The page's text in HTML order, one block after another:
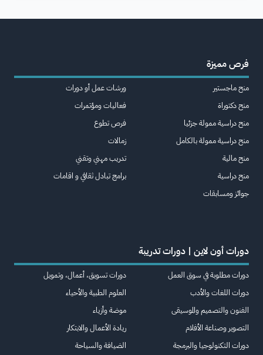
فرص مميزة
منح ماجستير
منح دكتوراة
منح دراسية ممولة جزئيا
منح دراسية ممولة بالكامل
منح مالية
منح دراسية
جوائز ومسابقات
ورشات عمل أو دورات
فعاليات ومؤتمرات
فرص تطوع
زمالات
تدريب مهني وتقني
برامج تبادل ثقافي و اقامات
دورات أون لاين | دورات تدريبة
دورات مطلوبة في سوق العمل
دورات اللغات والأدب
الفنون والتصميم والموسيقى
التصوير وصناعة الأفلام
دورات التكنولوجيا والبرمجة
دورات تسويق، أعمال، وتمويل
العلوم الطبية والأحياء
موضة وأزياء
ريادة الأعمال والابتكار
الضيافة والسياحة